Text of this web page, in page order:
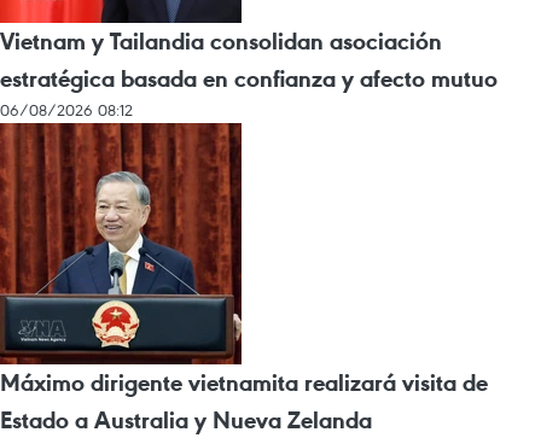
Vietnam y Tailandia consolidan asociación
estratégica basada en confianza y afecto mutuo
06/08/2026 08:12
Máximo dirigente vietnamita realizará visita de
Estado a Australia y Nueva Zelanda